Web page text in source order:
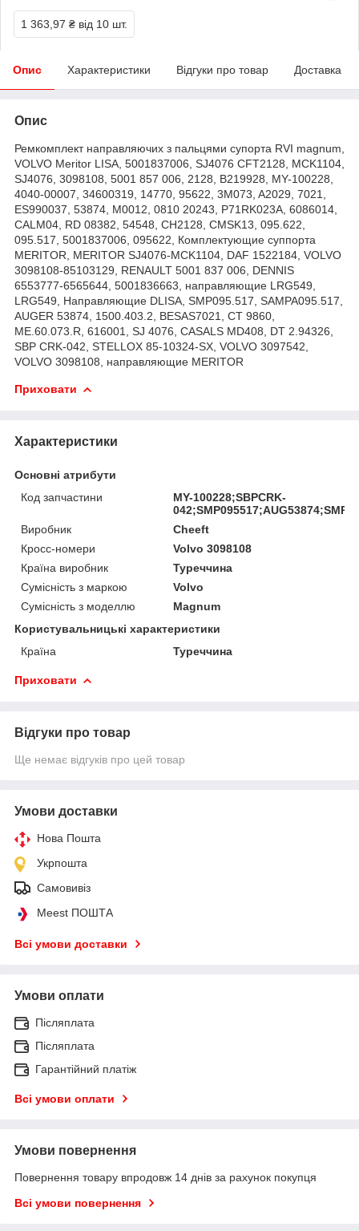
1 363,97 ₴ від 10 шт.
Опис Характеристики Відгуки про товар Доставка
Опис
Ремкомплект направляючих з пальцями супорта RVI magnum,
VOLVO Meritor LISA, 5001837006, SJ4076 CFT2128, MCK1104,
SJ4076, 3098108, 5001 857 006, 2128, B219928, MY-100228,
4040-00007, 34600319, 14770, 95622, 3M073, A2029, 7021,
ES990037, 53874, M0012, 0810 20243, P71RK023A, 6086014,
CALM04, RD 08382, 54548, CH2128, CMSK13, 095.622,
095.517, 5001837006, 095622, Комплектующие суппорта
MERITOR, MERITOR SJ4076-MCK1104, DAF 1522184, VOLVO
3098108-85103129, RENAULT 5001 837 006, DENNIS
6553777-6565644, 5001836663, направляющие LRG549,
LRG549, Направляющие DLISA, SMP095.517, SAMPA095.517,
AUGER 53874, 1500.403.2, BESAS7021, CT 9860,
ME.60.073.R, 616001, SJ 4076, CASALS MD408, DT 2.94326,
SBP CRK-042, STELLOX 85-10324-SX, VOLVO 3097542,
VOLVO 3098108, направляющие MERITOR
Приховати
Характеристики
Основні атрибути
Код запчастини
MY-100228;SBPCRK-
Виробник
Cheeft
Кросс-номери
Volvo 3098108
Країна виробник
Туреччина
Сумісність з маркою
Volvo
Сумісність з моделлю
Magnum
Користувальницькі характеристики
Країна
Туреччина
Приховати
Відгуки про товар
Ще немає відгуків про цей товар
Умови доставки
Нова Пошта
Укрпошта
Самовивіз
Meest ПОШТА
Всі умови доставки
Умови оплати
Післяплата
Післяплата
Гарантійний платіж
Всі умови оплати
Умови повернення
Повернення товару впродовж 14 днів за рахунок покупця
Всі умови повернення